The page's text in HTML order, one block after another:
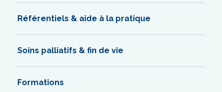
Référentiels & aide à la pratique
Soins palliatifs & fin de vie
Formations